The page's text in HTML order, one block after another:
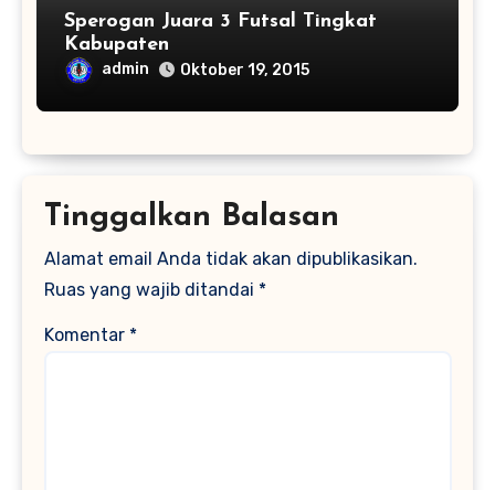
Sperogan Juara 3 Futsal Tingkat
Kabupaten
admin Oktober 19, 2015
Tinggalkan Balasan
Alamat email Anda tidak akan dipublikasikan.
Ruas yang wajib ditandai *
Komentar *